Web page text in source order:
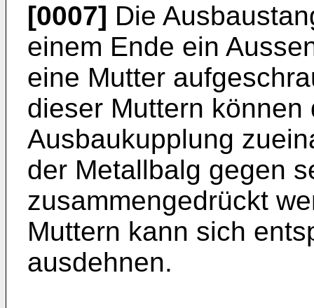
[0007] Die
einem Ende ein
eine Mutter
dieser Muttern
Ausbaukupplung
der Metallbalg gegen
zusammengedrückt
Muttern kann sich
ausdehnen.